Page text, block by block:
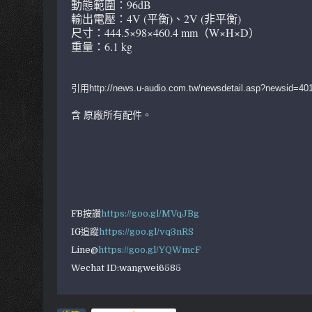
動態範圍：96dB
輸出電壓：4V (平衡)、2V (非平衡)
尺寸：444.5×98×460.4 mm（W×H×D）
重量：6.1 kg
引用http://news.u-audio.com.tw/
含 原廠所有配件。
FB按讚https://goo.gl/MVqJBg
IG追蹤https://goo.gl/vq3nRS
Line@https://goo.gl/YQWmcF
Wechat ID:wangwei6585